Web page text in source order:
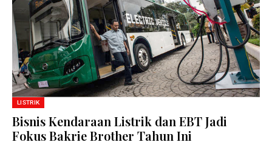
LISTRIK
Bisnis Kendaraan Listrik dan EBT Jadi
Fokus Bakrie Brother Tahun Ini